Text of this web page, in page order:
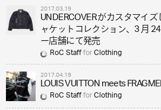
2017.03.19
UNDERCOVER がカスタマイ
ャケットコレクション、3 月
ー店舗にて発売
RoC StaffforClothing
2017.04.19
LOUIS VUITTON meets
RoC StaffforClothing